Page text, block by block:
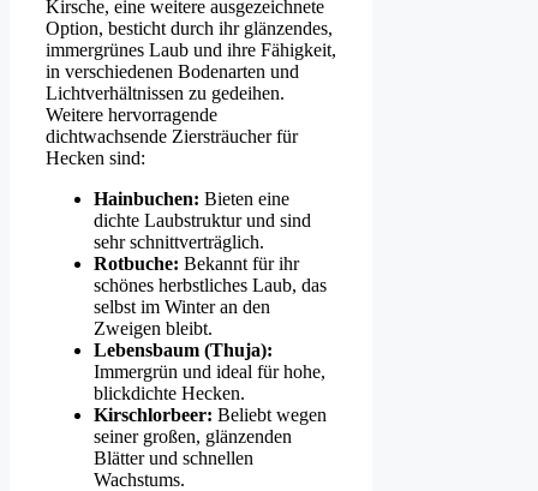
Kirsche, eine weitere ausgezeichnete
Option, besticht durch ihr glänzendes,
immergrünes Laub und ihre Fähigkeit,
in verschiedenen Bodenarten und
Lichtverhältnissen zu gedeihen.
Weitere hervorragende
dichtwachsende Ziersträucher für
Hecken sind:
Hainbuchen: Bieten eine
dichte Laubstruktur und sind
sehr schnittverträglich.
Rotbuche: Bekannt für ihr
schönes herbstliches Laub, das
selbst im Winter an den
Zweigen bleibt.
Lebensbaum (Thuja):
Immergrün und ideal für hohe,
blickdichte Hecken.
Kirschlorbeer: Beliebt wegen
seiner großen, glänzenden
Blätter und schnellen
Wachstums.